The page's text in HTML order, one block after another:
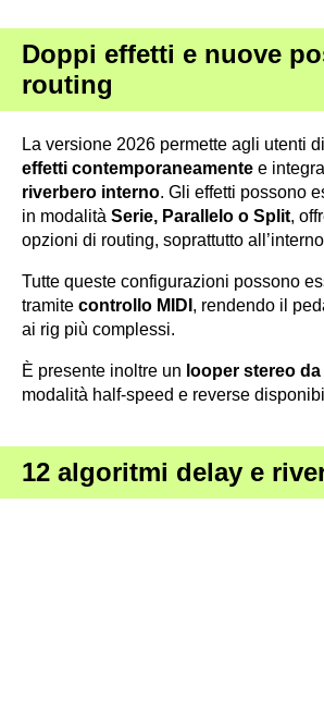
Doppi effetti e nuove
routing
La versione 2026 permette agli utenti
effetti contemporaneamente e
riverbero interno. Gli effetti possono
in modalità Serie, Parallelo o Split,
opzioni di routing, soprattutto
Tutte queste configurazioni possono
tramite controllo MIDI , rendendo il
ai rig più complessi.
È presente inoltre un looper stereo
modalità half-speed e reverse
12 algoritmi delay e